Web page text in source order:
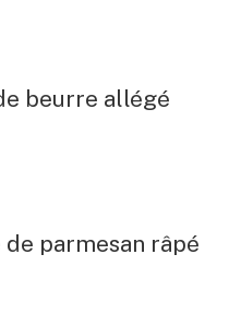
beurre allégé
parmesan râpé